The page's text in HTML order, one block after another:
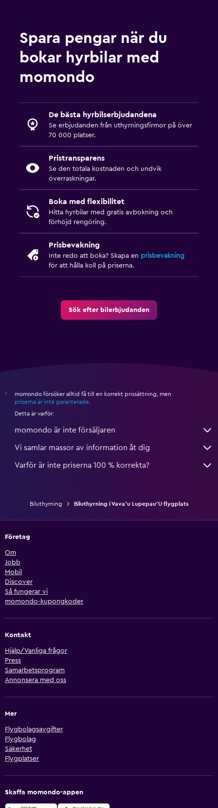
Spara pengar när du
bokar hyrbilar med
momondo
De bästa hyrbilserbjudandena
Se erbjudanden från uthyrningsfirmor på över
70 000 platser.
Pristransparens
Se den totala kostnaden och undvik
överraskningar.
Boka med flexibilitet
Hitta hyrbilar med gratis avbokning och
förhöjd rengöring.
Prisbevakning
Inte redo att boka? Skapa en prisbevakning
för att hålla koll på priserna.
Sök efter bilerbjudanden
*
momondo försöker alltid få till en korrekt prissättning, men
priserna är inte garanterade.
Detta är varför:
momondo är inte försäljaren
Vi samlar massor av information åt dig
Varför är inte priserna 100 % korrekta?
Biluthyrning Biluthyrning i Vava'u Lupepau'U flygplats
Företag
Om
Jobb
Mobil
Discover
Så fungerar vi
momondo-kupongkoder
Kontakt
Hjälp/Vanliga frågor
Press
Samarbetsprogram
Annonsera med oss
Mer
Flygbolagsavgifter
Flygbolag
Säkerhet
Flygplatser
Skaffa momondo-appen